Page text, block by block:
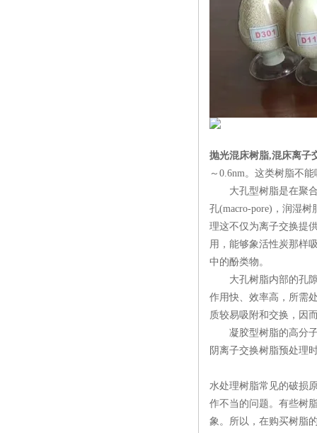
抛光混床树脂,混床离子
～0.6nm。这类树脂不
大孔型树脂是在聚合
孔(macro-pore)，润湿
理这不仅为离子交换提
用，能够象活性炭那样
中的酚类物。
大孔树脂内部的孔隙
作用快、效率高，所需
质较易吸附和交换，因
凝胶型树脂的高分子
阴离子交换树脂预处理
水处理树脂常见的破损
作不当的问题。有些树
象。所以，在购买树脂